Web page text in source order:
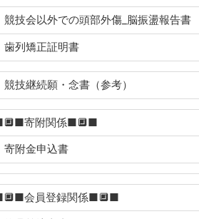
競技会以外での頭部外傷_脳振盪報告書
歯列矯正証明書
競技継続願・念書（参考）
寄附関係■🔲■
寄附金申込書
会員登録関係■🔲■